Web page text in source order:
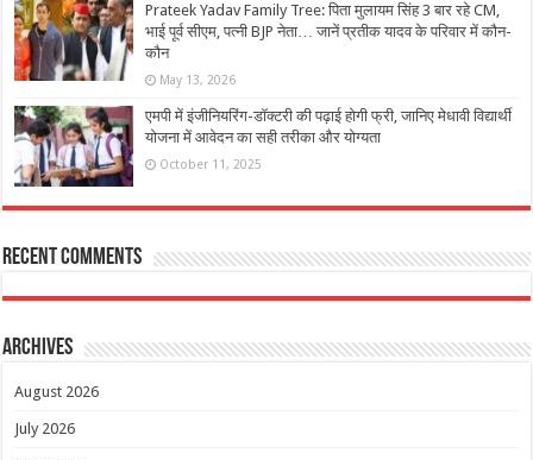
Prateek Yadav Family Tree: पिता मुलायम सिंह 3 बार रहे CM,
भाई पूर्व सीएम, पत्नी BJP नेता… जानें प्रतीक यादव के परिवार में कौन-
कौन
May 13, 2026
एमपी में इंजीनियरिंग-डॉक्टरी की पढ़ाई होगी फ्री, जानिए मेधावी विद्यार्थी
योजना में आवेदन का सही तरीका और योग्‍यता
October 11, 2025
Recent Comments
Archives
August 2026
July 2026